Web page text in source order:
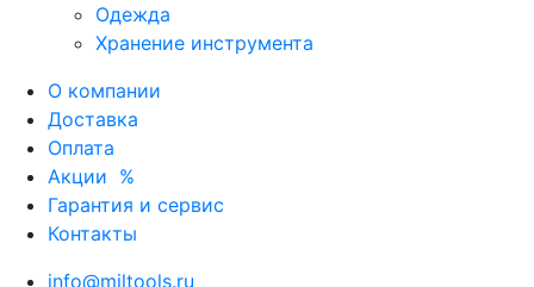
Одежда
Хранение инструмента
О компании
Доставка
Оплата
Акции %
Гарантия и сервис
Контакты
info@miltools.ru